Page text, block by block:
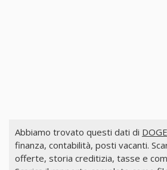
Abbiamo trovato questi dati di
finanza, contabilità, posti vacanti.
offerte, storia creditizia, tasse e